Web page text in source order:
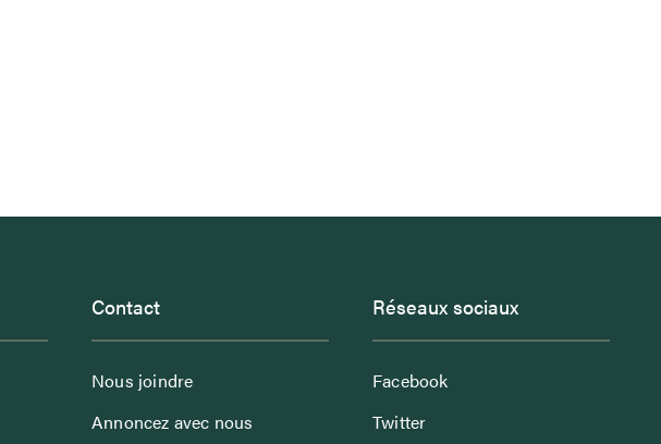
Contact
Nous joindre
Annoncez avec nous
Réseaux sociaux
Facebook
Twitter